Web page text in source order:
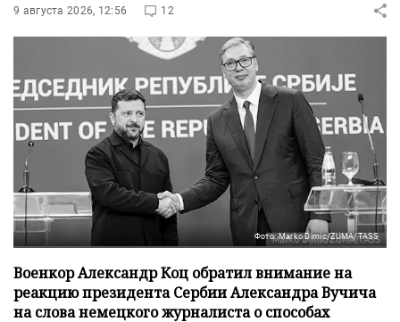
9 августа 2026, 12:56 12
Фото: Marko Dimic/ZUMA/TASS
Военкор Александр Коц обратил внимание на
реакцию президента Сербии Александра Вучича
на слова немецкого журналиста о способах